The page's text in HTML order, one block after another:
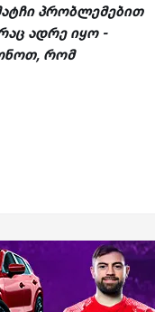
პრობლემებით
ადრე იყო -
რომ